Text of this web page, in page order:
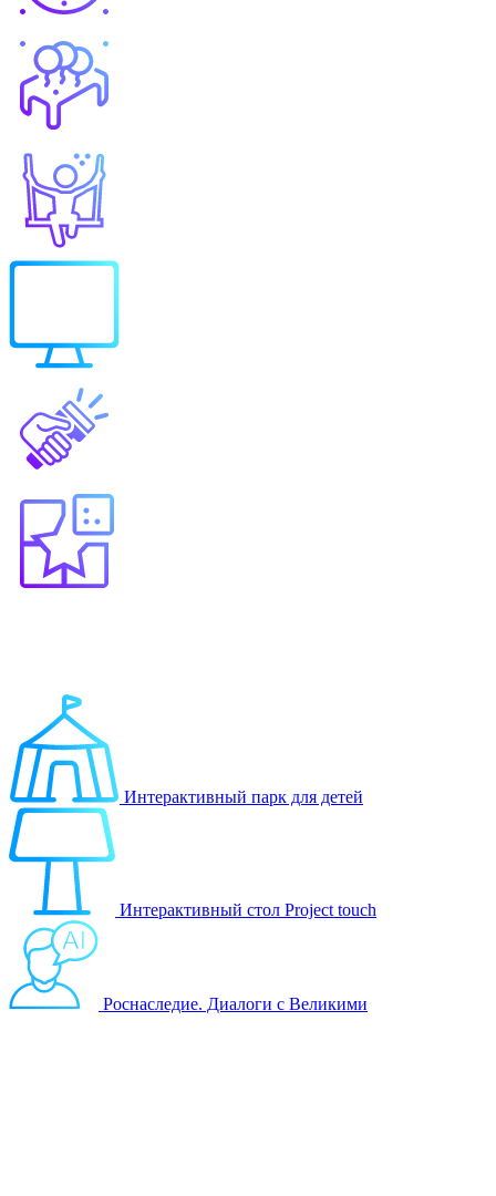
Интерактивный парк для детей
Интерактивный стол Project touch
Роснаследие. Диалоги с Великими